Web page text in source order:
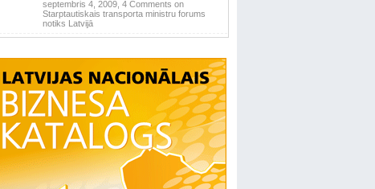
septembris 4, 2009, 4 Comments on
Starptautiskais transporta ministru forums
notiks Latvijā